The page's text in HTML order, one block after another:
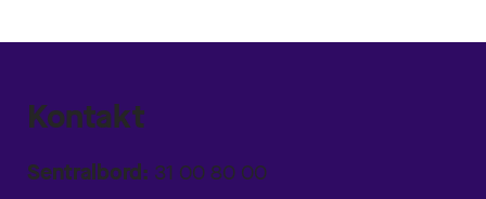
Kontakt
Sentralbord: 31 00 80 00